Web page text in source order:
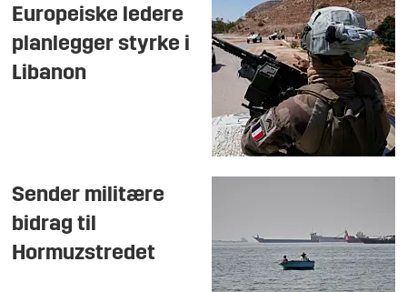
Europeiske ledere
planlegger styrke i
Libanon
Sender militære
bidrag til
Hormuzstredet